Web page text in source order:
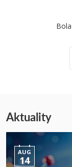
Aktuality
AUG
14